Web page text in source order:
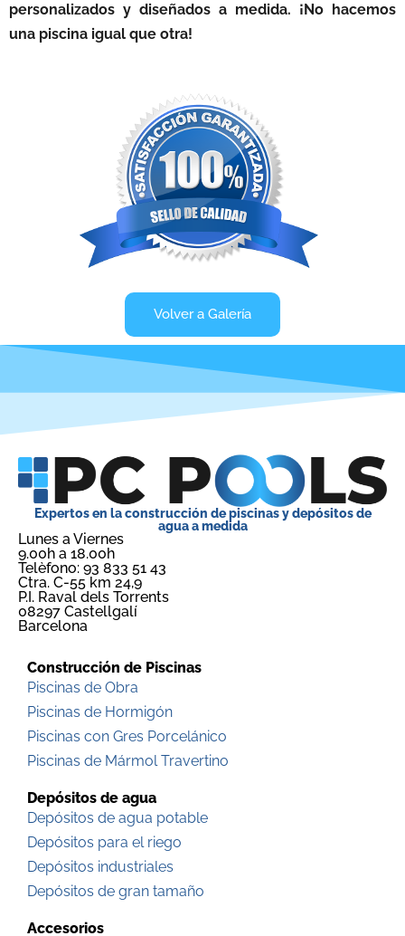
personalizados y diseñados a medida. ¡No hacemos
una piscina igual que otra!
Volver a Galería
Expertos en la construcción de piscinas y depósitos de
agua a medida
Lunes a Viernes
9.00h a 18.00h
Telèfono: 93 833 51 43
Ctra. C-55 km 24,9
P.I. Raval dels Torrents
08297 Castellgalí
Barcelona
Construcción de Piscinas
Piscinas de Obra
Piscinas de Hormigón
Piscinas con Gres Porcelánico
Piscinas de Mármol Travertino
Depósitos de agua
Depósitos de agua potable
Depósitos para el riego
Depósitos industriales
Depósitos de gran tamaño
Accesorios